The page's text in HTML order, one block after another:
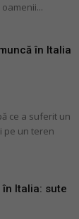
în Italia
ce a suferit un
pe un teren
în Italia: sute